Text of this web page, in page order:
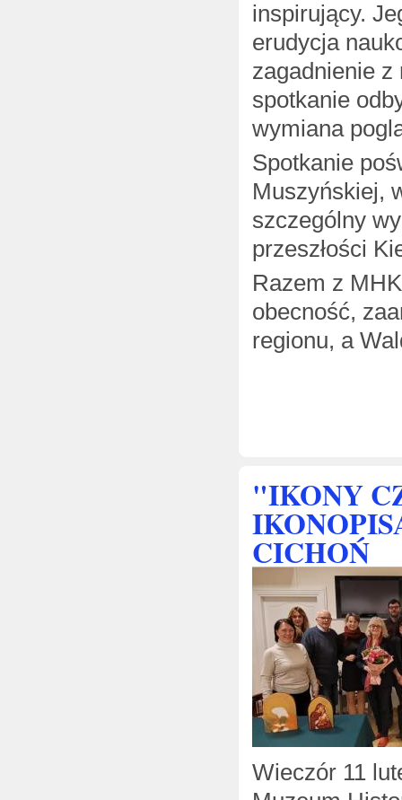
inspirujący.
erudycja
zagadnienie z
spotkanie
wymiana
Spotkanie
Muszyńskiej,
szczególny
przeszłości
Razem z
obecność,
regionu, a
"IKONY
CICHOŃ
Wieczór 11